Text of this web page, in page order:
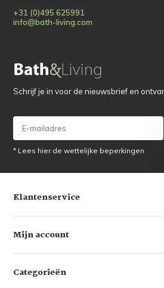
+31 (0)495 625991
info@bath-living.com
Schrijf je in voor de nieuwsbrief en
* Lees hier de wettelijke beperkingen
Klantenservice
Mijn account
Categorieën